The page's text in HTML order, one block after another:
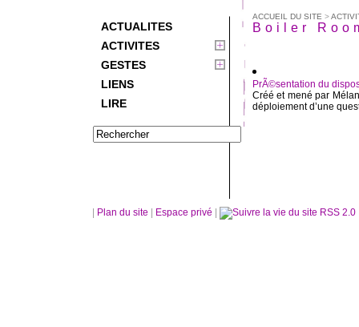
ACTUALITES
ACTIVITES
GESTES
LIENS
LIRE
ACCUEIL DU SITE >
Boiler
PrÃ©sentation du
Créé et mené par
déploiement d’une
Plan du site Espace privé RSS 2.0